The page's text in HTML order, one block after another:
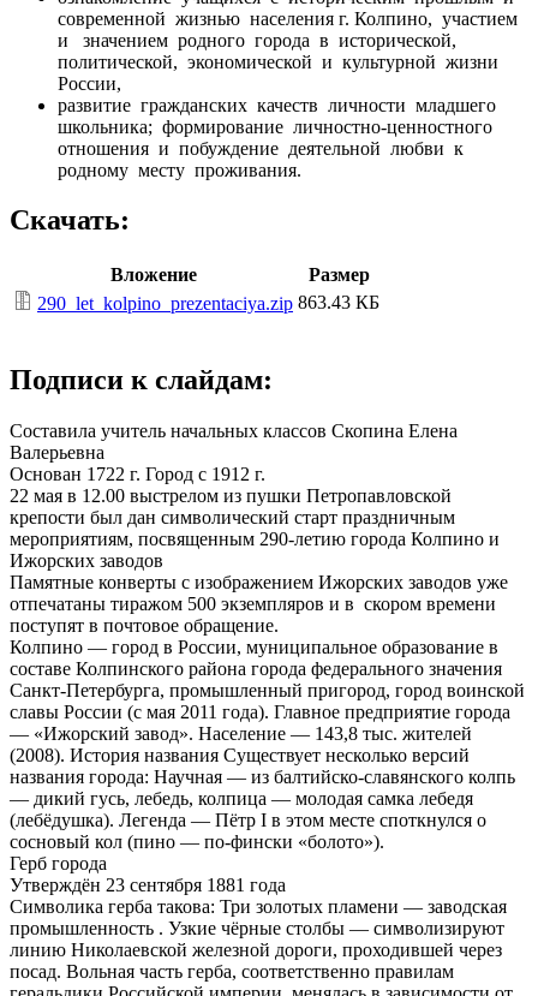
современной жизнью населения г. Колпино, участием
и значением родного города в исторической,
политической, экономической и культурной жизни
России,
развитие гражданских качеств личности младшего
школьника; формирование личностно-ценностного
отношения и побуждение деятельной любви к
родному месту проживания.
Скачать:
Вложение
Размер
290_let_kolpino_prezentaciya.zip 863.43 КБ
Подписи к слайдам:
Составила учитель начальных классов Скопина Елена
Валерьевна
Основан 1722 г. Город с 1912 г.
22 мая в 12.00 выстрелом из пушки Петропавловской
крепости был дан символический старт праздничным
мероприятиям, посвященным 290-летию города Колпино и
Ижорских заводов
Памятные конверты с изображением Ижорских заводов уже
отпечатаны тиражом 500 экземпляров и в скором времени
поступят в почтовое обращение.
Колпино — город в России, муниципальное образование в
составе Колпинского района города федерального значения
Санкт-Петербурга, промышленный пригород, город воинской
славы России (с мая 2011 года). Главное предприятие города
— «Ижорский завод». Население — 143,8 тыс. жителей
(2008). История названия Существует несколько версий
названия города: Научная — из балтийско-славянского колпь
— дикий гусь, лебедь, колпица — молодая самка лебедя
(лебёдушка). Легенда — Пётр I в этом месте споткнулся о
сосновый кол (пино — по-фински «болото»).
Герб города
Утверждён 23 сентября 1881 года
Символика герба такова: Три золотых пламени — заводская
промышленность . Узкие чёрные столбы — символизируют
линию Николаевской железной дороги, проходившей через
посад. Вольная часть герба, соответственно правилам